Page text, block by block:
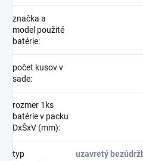
značka a
model použité
batérie:
počet kusov v
sade:
rozmer 1ks
batérie v packu
DxŠxV (mm):
typ
uzavretý